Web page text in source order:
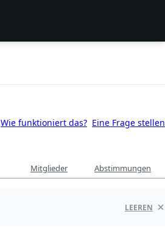
Wie funktioniert das? Eine Frage stellen
Mitglieder Abstimmungen
LEEREN